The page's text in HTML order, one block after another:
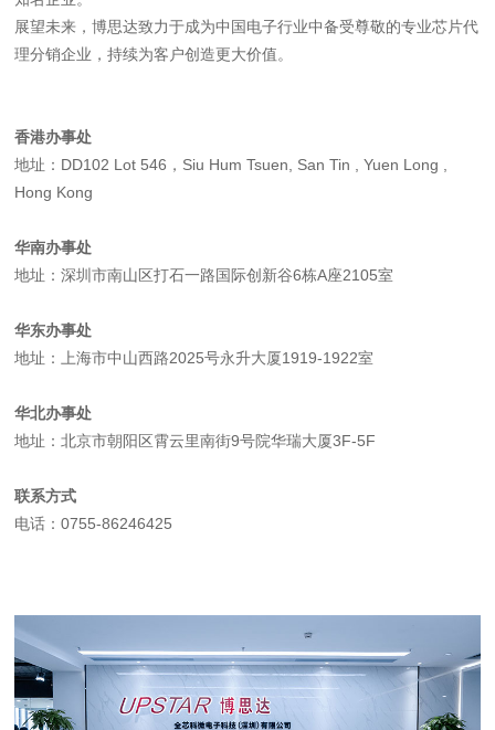
展望未来，博思达致力于成为中国电子行业中备受尊敬的专业芯片代
理分销企业，持续为客户创造更大价值。
香港办事处
地址：DD102 Lot 546，Siu Hum Tsuen, San Tin , Yuen Long ,
Hong Kong
华南办事处
地址：深圳市南山区打石一路国际创新谷6栋A座2105室
华东办事处
地址：上海市中山西路2025号永升大厦1919-1922室
华北办事处
地址：北京市朝阳区霄云里南街9号院华瑞大厦3F-5F
联系方式
电话：0755-86246425